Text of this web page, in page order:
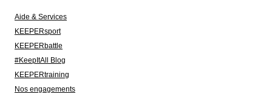
Aide & Services
KEEPERsport
KEEPERbattle
#KeepItAll Blog
KEEPERtraining
Nos engagements